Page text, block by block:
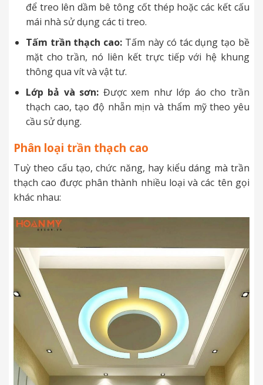
để treo lên dầm bê tông cốt thép hoặc các kết cấu
mái nhà sử dụng các ti treo.
Tấm trần thạch cao: Tấm này có tác dụng tạo bề
mặt cho trần, nó liên kết trực tiếp với hệ khung
thông qua vít và vật tư.
Lớp bả và sơn: Được xem như lớp áo cho trần
thạch cao, tạo độ nhẵn mịn và thẩm mỹ theo yêu
cầu sử dụng.
Phân loại trần thạch cao
Tuỳ theo cấu tạo, chức năng, hay kiểu dáng mà trần
thạch cao được phân thành nhiều loại và các tên gọi
khác nhau: